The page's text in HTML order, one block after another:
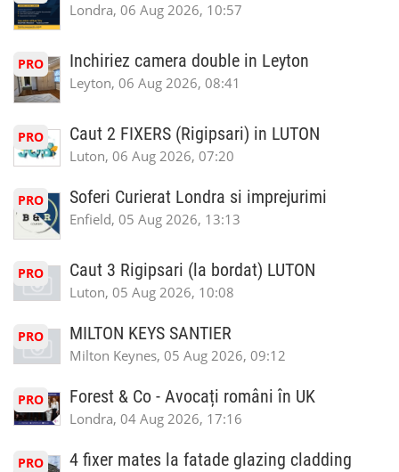
Londra, 06 Aug 2026, 10:57
PRO Inchiriez camera double in Leyton
Leyton, 06 Aug 2026, 08:41
PRO Caut 2 FIXERS (Rigipsari) in LUTON
Luton, 06 Aug 2026, 07:20
PRO Soferi Curierat Londra si imprejurimi
Enfield, 05 Aug 2026, 13:13
PRO Caut 3 Rigipsari (la bordat) LUTON
Luton, 05 Aug 2026, 10:08
PRO MILTON KEYS SANTIER
Milton Keynes, 05 Aug 2026, 09:12
PRO Forest & Co - Avocați români în UK
Londra, 04 Aug 2026, 17:16
PRO 4 fixer mates la fatade glazing cladding